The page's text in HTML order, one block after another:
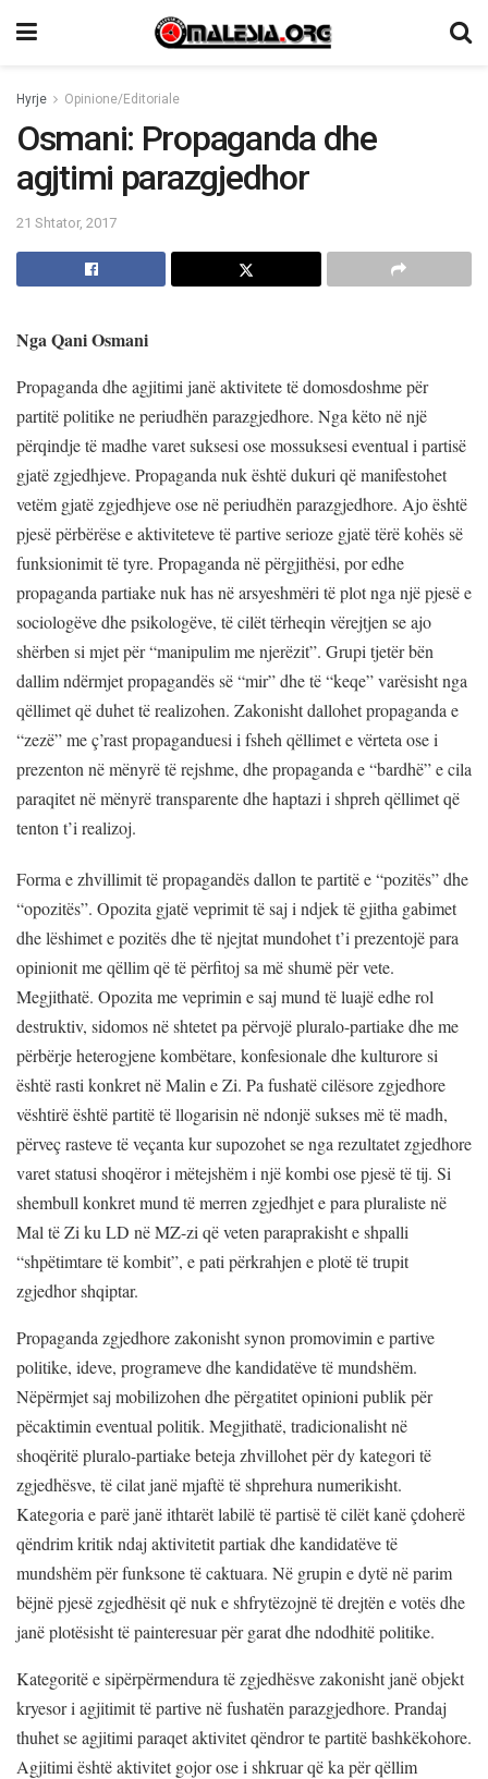
Hyrje Opinione/Editoriale
Osmani: Propaganda dhe
agjtimi parazgjedhor
21 Shtator, 2017
Nga Qani Osmani
Propaganda dhe agjitimi janë aktivitete të domosdoshme për
partitë politike ne periudhën parazgjedhore. Nga këto në një
përqindje të madhe varet suksesi ose mossuksesi eventual i partisë
gjatë zgjedhjeve. Propaganda nuk është dukuri që manifestohet
vetëm gjatë zgjedhjeve ose në periudhën parazgjedhore. Ajo është
pjesë përbërëse e aktiviteteve të partive serioze gjatë tërë kohës së
funksionimit të tyre. Propaganda në përgjithësi, por edhe
propaganda partiake nuk has në arsyeshmëri të plot nga një pjesë e
sociologëve dhe psikologëve, të cilët tërheqin vërejtjen se ajo
shërben si mjet për “manipulim me njerëzit”. Grupi tjetër bën
dallim ndërmjet propagandës së “mir” dhe të “keqe” varësisht nga
qëllimet që duhet të realizohen. Zakonisht dallohet propaganda e
“zezë” me ç’rast propaganduesi i fsheh qëllimet e vërteta ose i
prezenton në mënyrë të rejshme, dhe propaganda e “bardhë” e cila
paraqitet në mënyrë transparente dhe haptazi i shpreh qëllimet që
tenton t’i realizoj.
Forma e zhvillimit të propagandës dallon te partitë e “pozitës” dhe
“opozitës”. Opozita gjatë veprimit të saj i ndjek të gjitha gabimet
dhe lëshimet e pozitës dhe të njejtat mundohet t’i prezentojë para
opinionit me qëllim që të përfitoj sa më shumë për vete.
Megjithatë. Opozita me veprimin e saj mund të luajë edhe rol
destruktiv, sidomos në shtetet pa përvojë pluralo-partiake dhe me
përbërje heterogjene kombëtare, konfesionale dhe kulturore si
është rasti konkret në Malin e Zi. Pa fushatë cilësore zgjedhore
vështirë është partitë të llogarisin në ndonjë sukses më të madh,
përveç rasteve të veçanta kur supozohet se nga rezultatet zgjedhore
varet statusi shoqëror i mëtejshëm i një kombi ose pjesë të tij. Si
shembull konkret mund të merren zgjedhjet e para pluraliste në
Mal të Zi ku LD në MZ-zi që veten paraprakisht e shpalli
“shpëtimtare të kombit”, e pati përkrahjen e plotë të trupit
zgjedhor shqiptar.
Propaganda zgjedhore zakonisht synon promovimin e partive
politike, ideve, programeve dhe kandidatëve të mundshëm.
Nëpërmjet saj mobilizohen dhe përgatitet opinioni publik për
pëcaktimin eventual politik. Megjithatë, tradicionalisht në
shoqëritë pluralo-partiake beteja zhvillohet për dy kategori të
zgjedhësve, të cilat janë mjaftë të shprehura numerikisht.
Kategoria e parë janë ithtarët labilë të partisë të cilët kanë çdoherë
qëndrim kritik ndaj aktivitetit partiak dhe kandidatëve të
mundshëm për funksone të caktuara. Në grupin e dytë në parim
bëjnë pjesë zgjedhësit që nuk e shfrytëzojnë të drejtën e votës dhe
janë plotësisht të painteresuar për garat dhe ndodhitë politike.
Kategoritë e sipërpërmendura të zgjedhësve zakonisht janë objekt
kryesor i agjitimit të partive në fushatën parazgjedhore. Prandaj
thuhet se agjitimi paraqet aktivitet qëndror te partitë bashkëkohore.
Agjitimi është aktivitet gojor ose i shkruar që ka për qëllim